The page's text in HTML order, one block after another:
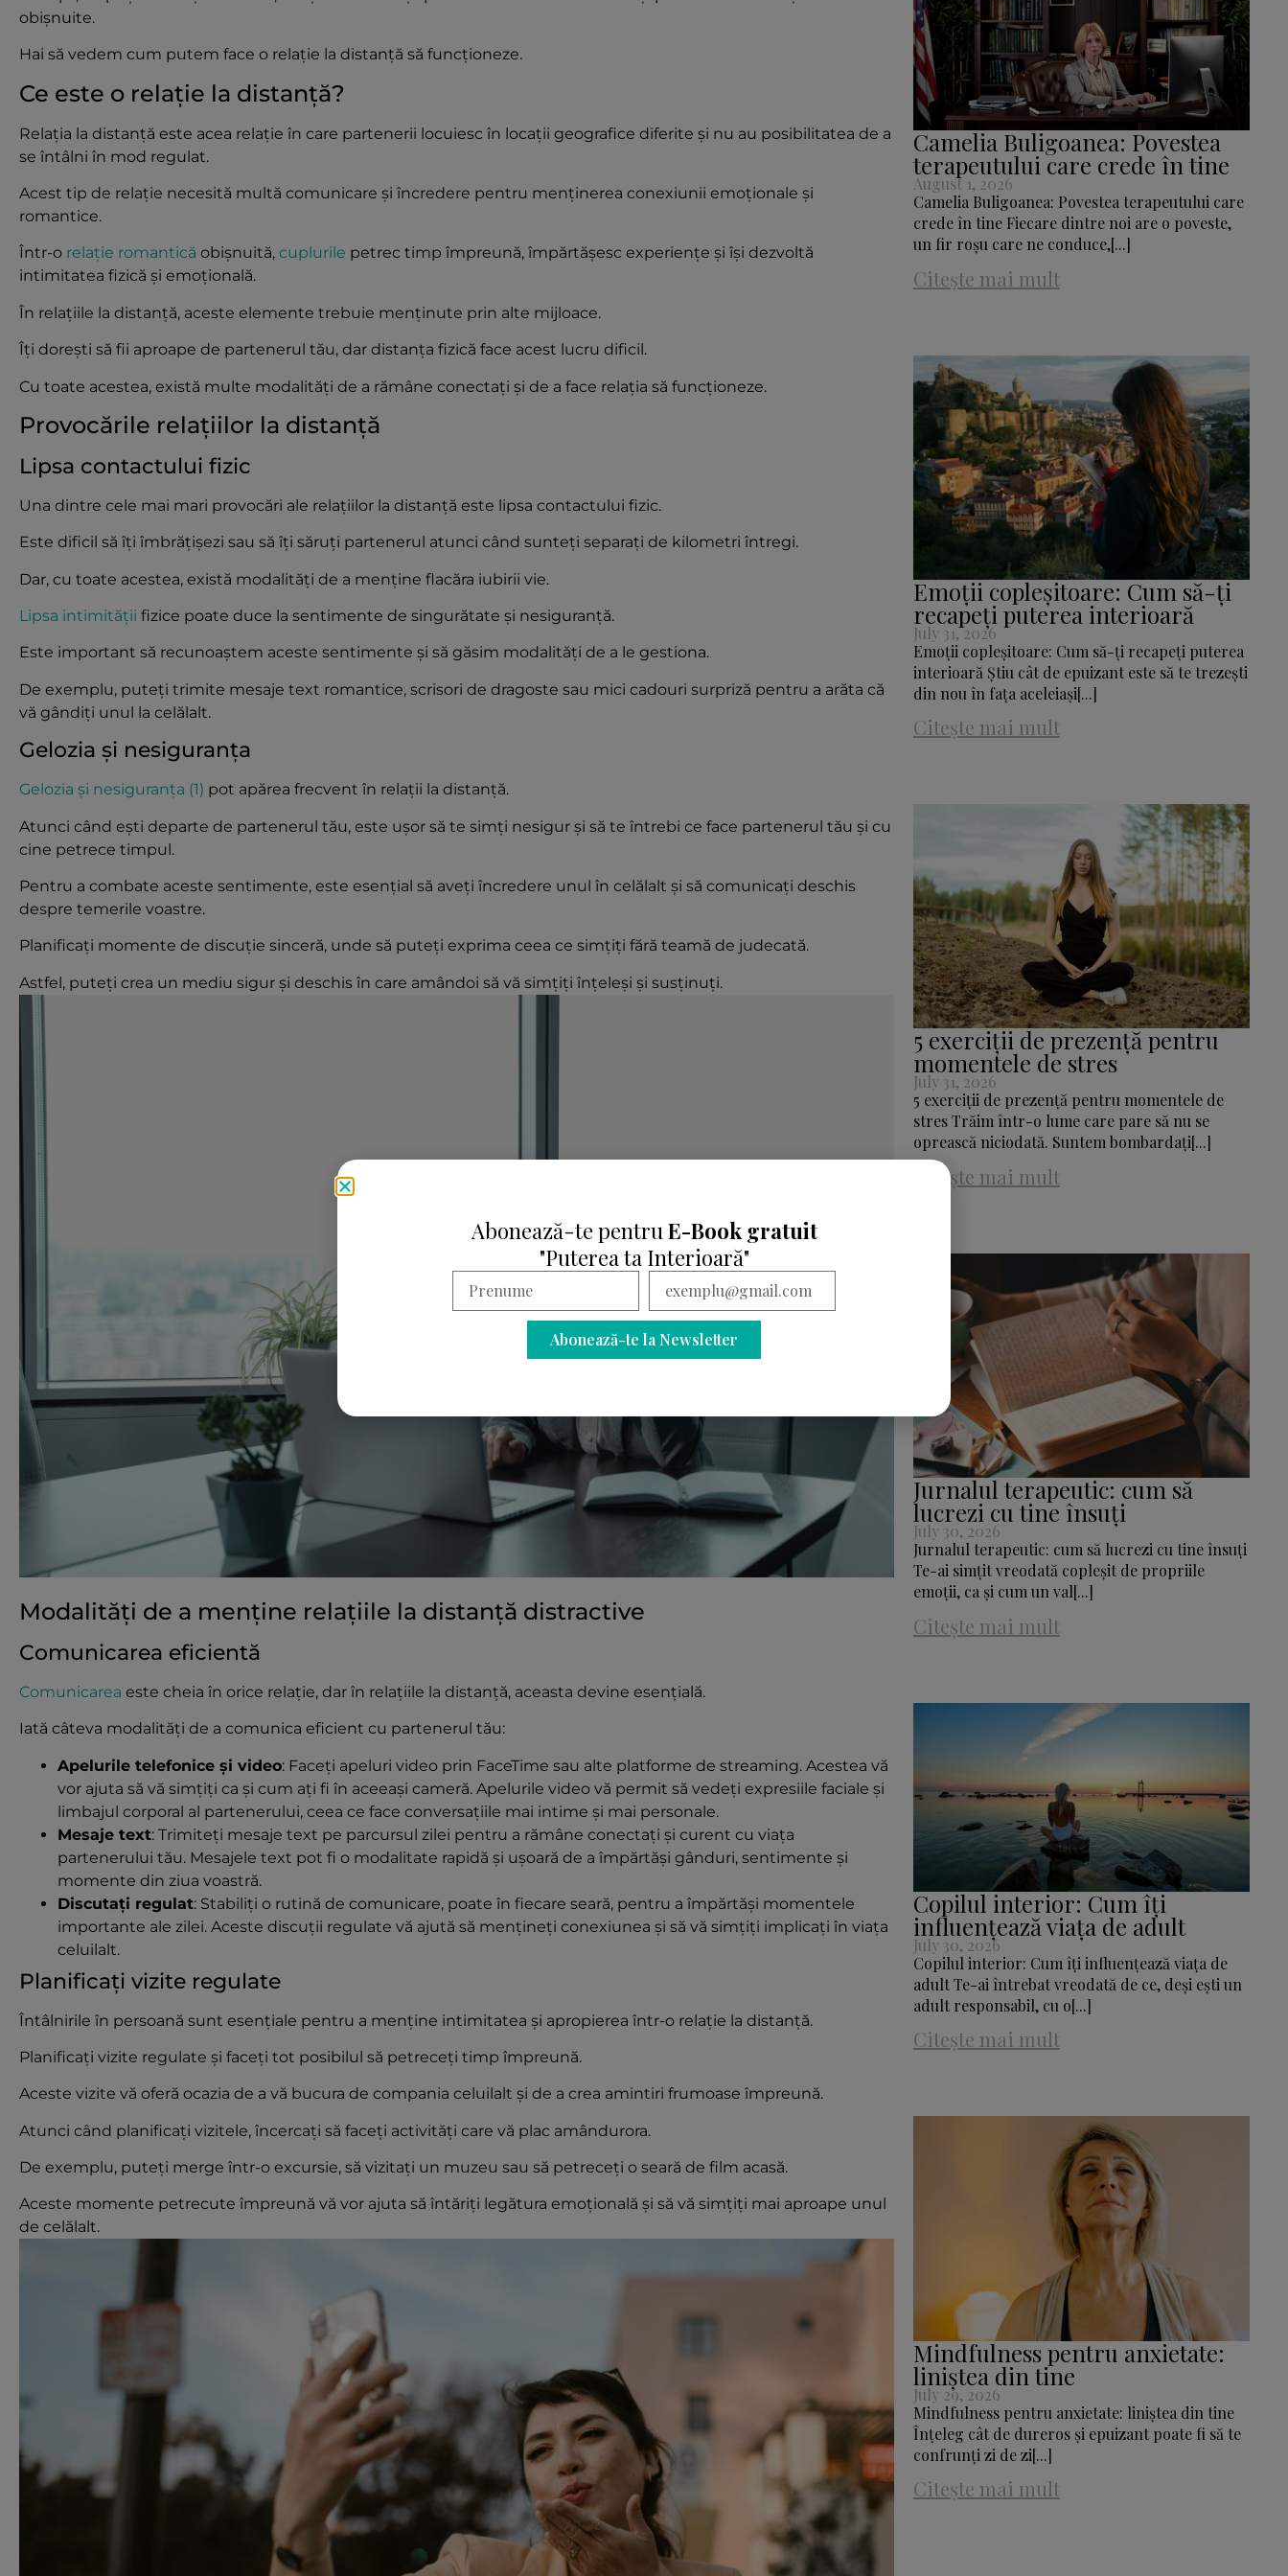
obișnuite.
Hai să vedem cum putem face o relație la distanță să funcționeze.
Ce este o relație la distanță?
Relația la distanță este acea relație în care partenerii locuiesc în locații geografice diferite și nu au posibilitatea de a
se întâlni în mod regulat.
Acest tip de relație necesită multă comunicare și încredere pentru menținerea conexiunii emoționale și
romantice.
Într-o relație romantică obișnuită, cuplurile petrec timp împreună, împărtășesc experiențe și își dezvoltă
intimitatea fizică și emoțională.
În relațiile la distanță, aceste elemente trebuie menținute prin alte mijloace.
Îți dorești să fii aproape de partenerul tău, dar distanța fizică face acest lucru dificil.
Cu toate acestea, există multe modalități de a rămâne conectați și de a face relația să funcționeze.
Provocările relațiilor la distanță
Lipsa contactului fizic
Una dintre cele mai mari provocări ale relațiilor la distanță este lipsa contactului fizic.
Este dificil să îți îmbrățișezi sau să îți săruți partenerul atunci când sunteți separați de kilometri întregi.
Dar, cu toate acestea, există modalități de a menține flacăra iubirii vie.
Lipsa intimității fizice poate duce la sentimente de singurătate și nesiguranță.
Este important să recunoaștem aceste sentimente și să găsim modalități de a le gestiona.
De exemplu, puteți trimite mesaje text romantice, scrisori de dragoste sau mici cadouri surpriză pentru a arăta că
vă gândiți unul la celălalt.
Gelozia și nesiguranța
Gelozia și nesiguranța (1) pot apărea frecvent în relații la distanță.
Atunci când ești departe de partenerul tău, este ușor să te simți nesigur și să te întrebi ce face partenerul tău și cu
cine petrece timpul.
Pentru a combate aceste sentimente, este esențial să aveți încredere unul în celălalt și să comunicați deschis
despre temerile voastre.
Planificați momente de discuție sinceră, unde să puteți exprima ceea ce simțiți fără teamă de judecată.
Astfel, puteți crea un mediu sigur și deschis în care amândoi să vă simțiți înțeleși și susținuți.
Modalități de a menține relațiile la distanță distractive
Comunicarea eficientă
Comunicarea este cheia în orice relație, dar în relațiile la distanță, aceasta devine esențială.
Iată câteva modalități de a comunica eficient cu partenerul tău:
Apelurile telefonice și video: Faceți apeluri video prin FaceTime sau alte platforme de streaming. Acestea vă
vor ajuta să vă simțiți ca și cum ați fi în aceeași cameră. Apelurile video vă permit să vedeți expresiile faciale și
limbajul corporal al partenerului, ceea ce face conversațiile mai intime și mai personale.
Mesaje text: Trimiteți mesaje text pe parcursul zilei pentru a rămâne conectați și curent cu viața
partenerului tău. Mesajele text pot fi o modalitate rapidă și ușoară de a împărtăși gânduri, sentimente și
momente din ziua voastră.
Discutați regulat: Stabiliți o rutină de comunicare, poate în fiecare seară, pentru a împărtăși momentele
importante ale zilei. Aceste discuții regulate vă ajută să mențineți conexiunea și să vă simțiți implicați în viața
celuilalt.
Planificați vizite regulate
Întâlnirile în persoană sunt esențiale pentru a menține intimitatea și apropierea într-o relație la distanță.
Planificați vizite regulate și faceți tot posibilul să petreceți timp împreună.
Aceste vizite vă oferă ocazia de a vă bucura de compania celuilalt și de a crea amintiri frumoase împreună.
Atunci când planificați vizitele, încercați să faceți activități care vă plac amândurora.
De exemplu, puteți merge într-o excursie, să vizitați un muzeu sau să petreceți o seară de film acasă.
Aceste momente petrecute împreună vă vor ajuta să întăriți legătura emoțională și să vă simțiți mai aproape unul
de celălalt.
Camelia Buligoanea: Povestea
terapeutului care crede în tine
August 1, 2026
Camelia Buligoanea: Povestea terapeutului care
crede în tine Fiecare dintre noi are o poveste,
un fir roșu care ne conduce,[...]
Citește mai mult
Emoții copleșitoare: Cum să-ți
recapeți puterea interioară
July 31, 2026
Emoții copleșitoare: Cum să-ți recapeți puterea
interioară Știu cât de epuizant este să te trezești
din nou în fața aceleiași[...]
Citește mai mult
5 exerciții de prezență pentru
momentele de stres
July 31, 2026
5 exerciții de prezență pentru momentele de
stres Trăim într-o lume care pare să nu se
oprească niciodată. Suntem bombardați[...]
Citește mai mult
Jurnalul terapeutic: cum să
lucrezi cu tine însuți
July 30, 2026
Jurnalul terapeutic: cum să lucrezi cu tine însuți
Te-ai simțit vreodată copleșit de propriile
emoții, ca și cum un val[...]
Citește mai mult
Copilul interior: Cum îți
influențează viața de adult
July 30, 2026
Copilul interior: Cum îți influențează viața de
adult Te-ai întrebat vreodată de ce, deși ești un
adult responsabil, cu o[...]
Citește mai mult
Mindfulness pentru anxietate:
liniștea din tine
July 29, 2026
Mindfulness pentru anxietate: liniștea din tine
Înțeleg cât de dureros și epuizant poate fi să te
confrunți zi de zi[...]
Citește mai mult
Abonează-te pentruE-Book gratuit
"Puterea ta Interioară"
Abonează-te la Newsletter